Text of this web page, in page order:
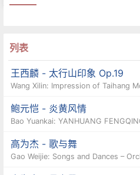
列表
王西麟 - 太行山印象 Op.19
Wang Xilin: Impression of Taihang
鲍元恺 - 炎黄风情
Bao Yuankai: YANHUANG
高为杰 - 歌与舞
Gao Weijie: Songs and Dances –